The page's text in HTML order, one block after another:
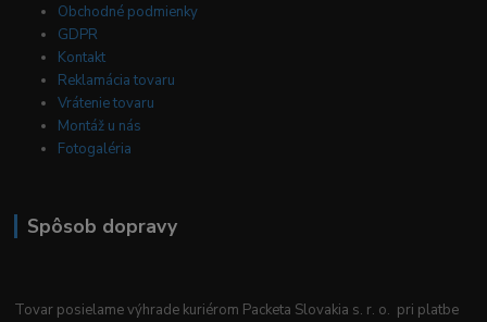
Obchodné podmienky
GDPR
Kontakt
Reklamácia tovaru
Vrátenie tovaru
Montáž u nás
Fotogaléria
Spôsob dopravy
Tovar posielame výhrade kuriérom Packeta Slovakia s. r. o. pri platbe